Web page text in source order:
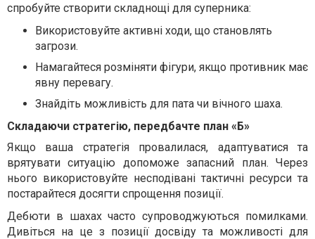
спробуйте створити складнощі для суперника:
Використовуйте активні ходи, що становлять
загрози.
Намагайтеся розміняти фігури, якщо противник має
явну перевагу.
Знайдіть можливість для пата чи вічного шаха.
Складаючи стратегію, передбачте план «Б»
Якщо ваша стратегія провалилася, адаптуватися та
врятувати ситуацію допоможе запасний план. Через
нього використовуйте несподівані тактичні ресурси та
постарайтеся досягти спрощення позиції.
Дебюти в шахах часто супроводжуються помилками.
Дивіться на це з позиції досвіду та можливості для